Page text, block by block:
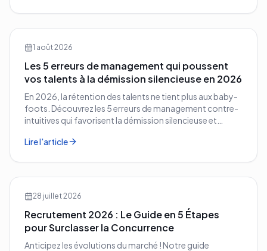
1 août 2026
Les 5 erreurs de management qui poussent
vos talents à la démission silencieuse en 2026
En 2026, la rétention des talents ne tient plus aux baby-
foots. Découvrez les 5 erreurs de management contre-
intuitives qui favorisent la démission silencieuse et
Lire l'article
28 juillet 2026
Recrutement 2026 : Le Guide en 5 Étapes
pour Surclasser la Concurrence
Anticipez les évolutions du marché ! Notre guide